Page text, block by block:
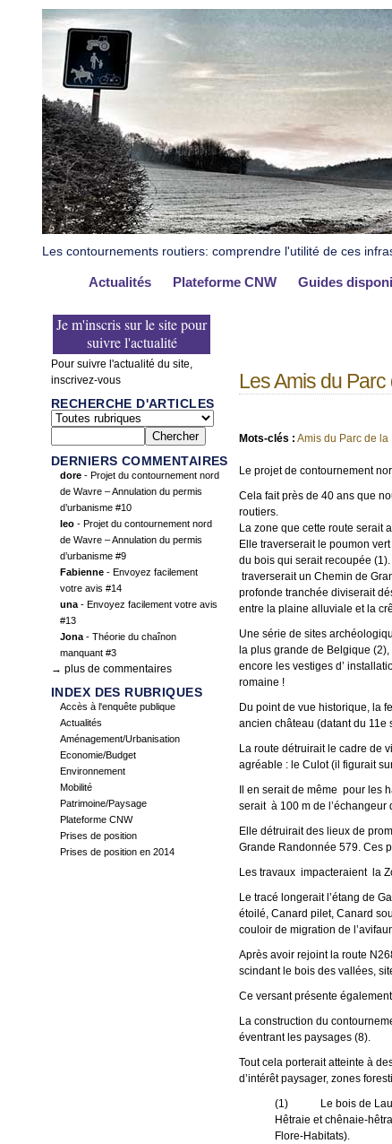
Les contournements routiers: comprendre l'utilité de ces
Actualités Plateforme CNW Guides
Je m'inscris sur le site pour
suivre l'actualité
Pour suivre l'actualité du site,
inscrivez-vous
RECHERCHE D'ARTICLES
DERNIERS COMMENTAIRES
dore - Projet du contournement nord
de Wavre – Annulation du permis
d’urbanisme #10
leo - Projet du contournement nord
de Wavre – Annulation du permis
d’urbanisme #9
Fabienne - Envoyez facilement
votre avis #14
una - Envoyez facilement votre avis
#13
Jona - Théorie du chaînon
manquant #3
→ plus de commentaires
INDEX DES RUBRIQUES
Accès à l'enquête publique
Actualités
Aménagement/Urbanisation
Economie/Budget
Environnement
Mobilité
Patrimoine/Paysage
Plateforme CNW
Prises de position
Prises de position en 2014
Les Amis du
Mots-clés : Amis du Parc de la
Le projet de contournement
Cela fait près de 40 ans que
routiers.
La zone que cette route serait
Elle traverserait le poumon
du bois qui serait recoupée
traverserait un Chemin de
profonde tranchée diviserait
entre la plaine alluviale et la
Une série de sites
la plus grande de Belgique
encore les vestiges d’
romaine !
Du point de vue historique, la
ancien château (datant du 11e
La route détruirait le cadre de
agréable : le Culot (il figurait
Il en serait de même pour les
serait à 100 m de l’échangeur
Elle détruirait des lieux de
Grande Randonnée 579. Ces
Les travaux impacteraient la
Le tracé longerait l’étang de
étoilé, Canard pilet, Canard
couloir de migration de
Après avoir rejoint la route
scindant le bois des vallées,
Ce versant présente
La construction du
éventrant les paysages (8).
Tout cela porterait atteinte à
d’intérêt paysager, zones
(1) Le bois de
Hêtraie et chênaie-
Flore-Habitats).